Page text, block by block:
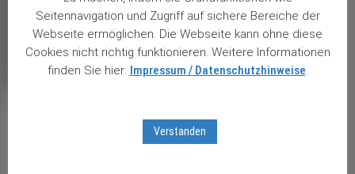
Views: 5
Seitennavigation und Zugriff auf sichere Bereiche der
Webseite ermöglichen. Die Webseite kann ohne diese
Cookies nicht richtig funktionieren. Weitere Informationen
finden Sie hier: Impressum / Datenschutzhinweise.
Verstanden